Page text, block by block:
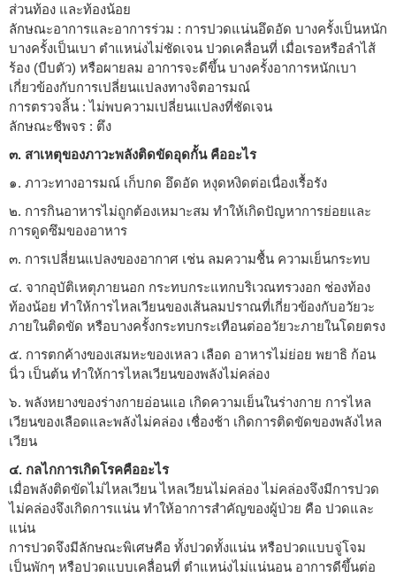
ส่วนท้อง และท้องน้อย
ลักษณะอาการและอาการร่วม : การปวดแน่นอึดอัด บางครั้งเป็นหนัก
บางครั้งเป็นเบา ตำแหน่งไม่ชัดเจน ปวดเคลื่อนที่ เมื่อเรอหรือลำไส้
ร้อง (บีบตัว) หรือผายลม อาการจะดีขึ้น บางครั้งอาการหนักเบา
เกี่ยวข้องกับการเปลี่ยนแปลงทางจิตอารมณ์
การตรวจลิ้น : ไม่พบความเปลี่ยนแปลงที่ชัดเจน
ลักษณะชีพจร : ตึง
๓. สาเหตุของภาวะพลังติดขัดอุดกั้น คืออะไร
๑. ภาวะทางอารมณ์ เก็บกด อึดอัด หงุดหงิดต่อเนื่องเรื้อรัง
๒. การกินอาหารไม่ถูกต้องเหมาะสม ทำให้เกิดปัญหาการย่อยและ
การดูดซึมของอาหาร
๓. การเปลี่ยนแปลงของอากาศ เช่น ลมความชื้น ความเย็นกระทบ
๔. จากอุบัติเหตุภายนอก กระทบกระแทกบริเวณทรวงอก ช่องท้อง
ท้องน้อย ทำให้การไหลเวียนของเส้นลมปราณที่เกี่ยวข้องกับอวัยวะ
ภายในติดขัด หรือบางครั้งกระทบกระเทือนต่ออวัยวะภายในโดยตรง
๕. การตกค้างของเสมหะของเหลว เลือด อาหารไม่ย่อย พยาธิ ก้อน
นิ่ว เป็นต้น ทำให้การไหลเวียนของพลังไม่คล่อง
๖. พลังหยางของร่างกายอ่อนแอ เกิดความเย็นในร่างกาย การไหล
เวียนของเลือดและพลังไม่คล่อง เชื่องช้า เกิดการติดขัดของพลังไหล
เวียน
๔. กลไกการเกิดโรคคืออะไร
เมื่อพลังติดขัดไม่ไหลเวียน ไหลเวียนไม่คล่อง ไม่คล่องจึงมีการปวด
ไม่คล่องจึงเกิดการแน่น ทำให้อาการสำคัญของผู้ป่วย คือ ปวดและ
แน่น
การปวดจึงมีลักษณะพิเศษคือ ทั้งปวดทั้งแน่น หรือปวดแบบจู่โจม
เป็นพักๆ หรือปวดแบบเคลื่อนที่ ตำแหน่งไม่แน่นอน อาการดีขึ้นต่อ